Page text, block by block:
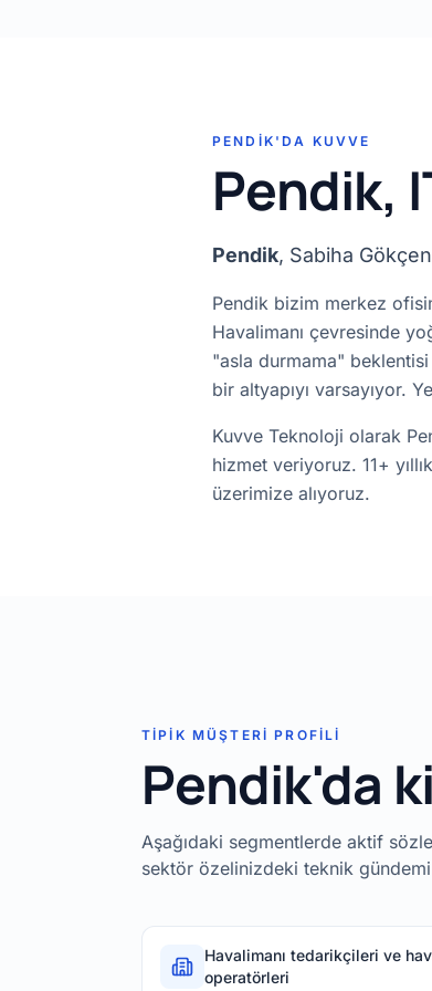
PENDIK'DA KUVVE
Pendik,
Pendik, Sabiha
Pendik bizim merkez
Havalimanı çevresinde
"asla durmama"
bir altyapıyı varsayıyor.
Kuvve Teknoloji olarak
hizmet veriyoruz. 11+
üzerimize alıyoruz.
TIPIK MÜŞTERI PROFILI
Pendik'da
Aşağıdaki segmentlerde aktif
sektör özelinizdeki teknik
Havalimanı tedarikçileri ve
operatörleri